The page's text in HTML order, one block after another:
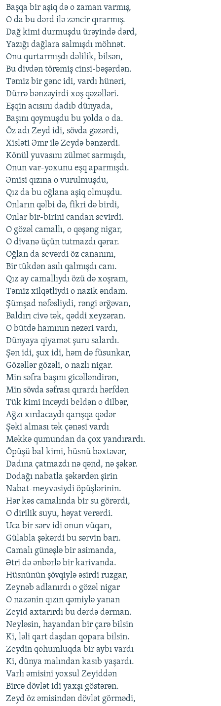
Başqa bir aşiq də o zaman varmış,
O da bu dərd ilə zəncir qırarmış.
Dağ kimi durmuşdu ürəyində dərd,
Yazığı dağlara salmışdı möhnət.
Onu qurtarmışdı dəlilik, bilsən,
Bu divdən törəmiş cinsi-bəşərdən.
Təmiz bir gənc idi, vardı hünəri,
Dürrə bənzəyirdi xoş qəzəlləri.
Eşqin acısını dadıb dünyada,
Başını qoymuşdu bu yolda o da.
Öz adı Zeyd idi, sövda gəzərdi,
Xisləti Əmr ilə Zeydə bənzərdi.
Könül yuvasını zülmət sarmışdı,
Onun var-yoxunu eşq aparmışdı.
Əmisi qızına o vurulmuşdu,
Qız da bu oğlana aşiq olmuşdu.
Onların qəlbi də, fikri də birdi,
Onlar bir-birini candan sevirdi.
O gözəl camallı, o qəşəng nigar,
O divanə üçün tutmazdı qərar.
Oğlan da sevərdi öz cananını,
Bir tükdən asılı qalmışdı canı.
Qız ay camallıydı özü də xoşram,
Təmiz xilqətliydi o nazik əndam.
Şümşad nəfəsliydi, rəngi ərğəvan,
Baldırı civə tək, qəddi xeyzəran.
O bütdə hamının nəzəri vardı,
Dünyaya qiyamət şuru salardı.
Şən idi, şux idi, həm də füsunkar,
Gözəllər gözəli, o nazlı nigar.
Min səfra başını gicəlləndirən,
Min sövda səfrası qırardı hərfdən
Tük kimi incəydi beldən o dilbər,
Ağzı xırdacaydı qarışqa qədər
Şəki alması tək çənəsi vardı
Məkkə qumundan da çox yandırardı.
Öpüşü bal kimi, hüsnü bəxtəvər,
Dadına çatmazdı nə qənd, nə şəkər.
Dodağı nabatla şəkərdən şirin
Nabat-meyvəsiydi öpüşlərinin.
Hər kəs camalında bir su görərdi,
O dirilik suyu, həyat verərdi.
Uca bir sərv idi onun vüqarı,
Gülabla şəkərdi bu sərvin barı.
Camalı günəşlə bir asimanda,
Ətri də ənbərlə bir karivanda.
Hüsnünün şövqiylə əsirdi ruzgar,
Zeynəb adlanırdı o gözəl nigar
O nazənin qızın qəmiylə yanan
Zeyid axtarırdı bu dərdə dərman.
Neyləsin, hayandan bir çarə bilsin
Ki, ləli qart daşdan qopara bilsin.
Zeydin qohumluqda bir aybı vardı
Ki, dünya malından kasıb yaşardı.
Varlı əmisini yoxsul Zeyiddən
Bircə dövlət idi yaxşı göstərən.
Zeyd öz əmisindən dövlət görmədi,